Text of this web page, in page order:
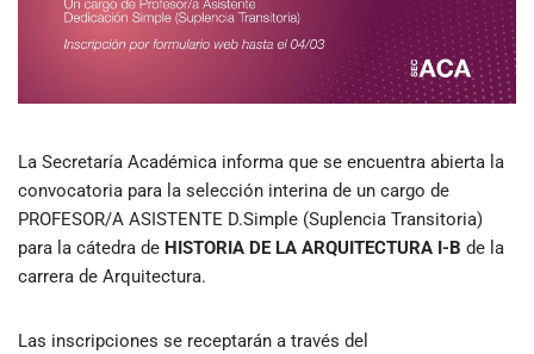
La Secretaría Académica informa que se encuentra abierta la
convocatoria para la selección interina de un cargo de
PROFESOR/A ASISTENTE D.Simple (Suplencia Transitoria)
para la cátedra de HISTORIA DE LA ARQUITECTURA I-B de la
carrera de Arquitectura.
Las inscripciones se receptarán a través del